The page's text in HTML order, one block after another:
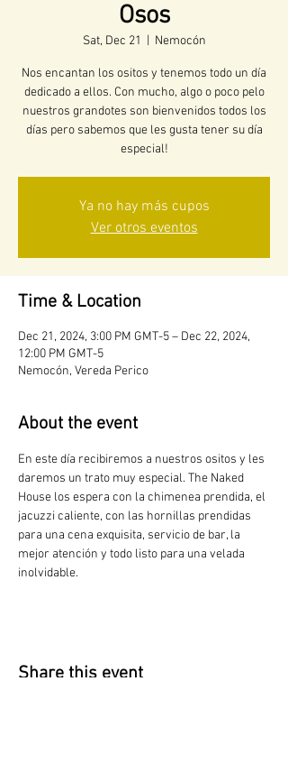
Osos
Sat, Dec 21 Nemocón
Nos encantan los ositos y tenemos todo un día
dedicado a ellos. Con mucho, algo o poco pelo
nuestros grandotes son bienvenidos todos los
días pero sabemos que les gusta tener su día
especial!
Ya no hay más cupos
Ver otros eventos
Time & Location
Dec 21, 2024, 3:00 PM GMT-5 – Dec 22, 2024,
12:00 PM GMT-5
Nemocón, Vereda Perico
About the event
En este día recibiremos a nuestros ositos y les
daremos un trato muy especial. The Naked
House los espera con la chimenea prendida, el
jacuzzi caliente, con las hornillas prendidas
para una cena exquisita, servicio de bar, la
mejor atención y todo listo para una velada
inolvidable.
Share this event